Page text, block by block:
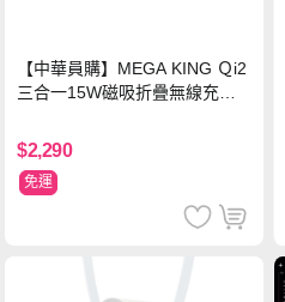
【中華員購】MEGA KING Ｑi2
三合一15W磁吸折疊無線充電
$2,290
免運